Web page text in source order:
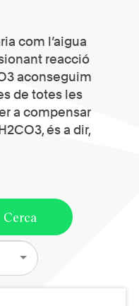
com l’aigua
reacció
aconseguim
de totes les
a compensar
és a dir,